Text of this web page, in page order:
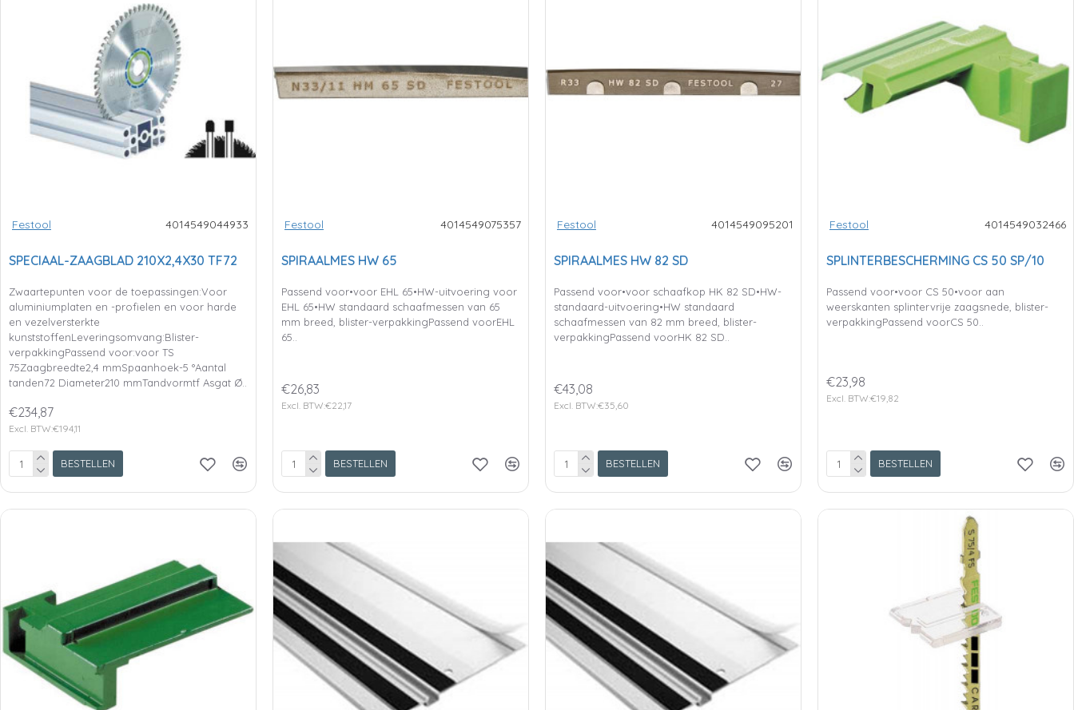
Festool 4014549044933
SPECIAAL-ZAAGBLAD 210X2,4X30 TF72
Zwaartepunten voor de toepassingen:Voor
aluminiumplaten en -profielen en voor harde
en vezelversterkte
kunststoffenLeveringsomvang:Blister-
verpakkingPassend voor:voor TS
75Zaagbreedte2,4 mmSpaanhoek-5 °Aantal
tanden72 Diameter210 mmTandvormtf Asgat Ø..
€234,87
Excl. BTW:€194,11
BESTELLEN
Festool 4014549075357
SPIRAALMES HW 65
Passend voor•voor EHL 65•HW-uitvoering voor
EHL 65•HW standaard schaafmessen van 65
mm breed, blister-verpakkingPassend voorEHL
65..
€26,83
Excl. BTW:€22,17
BESTELLEN
Festool 4014549095201
SPIRAALMES HW 82 SD
Passend voor•voor schaafkop HK 82 SD•HW-
standaard-uitvoering•HW standaard
schaafmessen van 82 mm breed, blister-
verpakkingPassend voorHK 82 SD..
€43,08
Excl. BTW:€35,60
BESTELLEN
Festool 4014549032466
SPLINTERBESCHERMING CS 50 SP/10
Passend voor•voor CS 50•voor aan
weerskanten splintervrije zaagsnede, blister-
verpakkingPassend voorCS 50..
€23,98
Excl. BTW:€19,82
BESTELLEN